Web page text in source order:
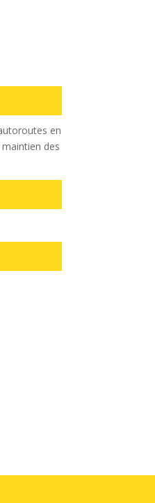
en
des